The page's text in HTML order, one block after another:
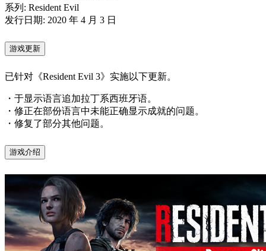
系列: Resident Evil
发行日期: 2020 年 4 月 3 日
游戏更新
已针对《Resident Evil 3》实施以下更新。
・于显示语言追加拉丁系西班牙语。
・修正在部份语言中未能正确显示成就的问题。
・修复了部分其他问题。
游戏介绍